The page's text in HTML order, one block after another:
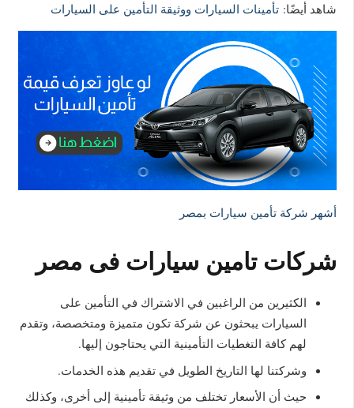
شاهد أيضًا:تأمينات السيارات ووثيقة التأمين على السيارات
أشهر شركة تأمين سيارات بمصر
شركات تامين سيارات فى مصر
الكثيرين من الراغبين في الاشتراك في التأمين على
السيارات يبحثون عن شركة تكون متميزة ومتخصصة، وتقدم
لهم كافة التغطيات التأمينية التي يحتاجون إليها.
وشركتنا لها التاريخ الطويل في تقديم هذه الخدمات.
حيث أن الأسعار تختلف من وثيقة تأمينية إلى أخرى، وكذلك